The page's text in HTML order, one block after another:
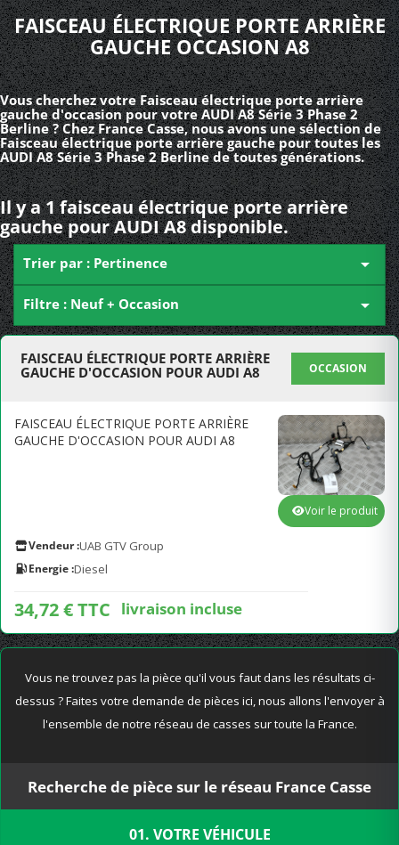
FAISCEAU ÉLECTRIQUE PORTE ARRIÈRE
GAUCHE OCCASION A8
Vous cherchez votre Faisceau électrique porte arrière
gauche d'occasion pour votre AUDI A8 Série 3 Phase 2
Berline ? Chez France Casse, nous avons une sélection de
Faisceau électrique porte arrière gauche pour toutes les
AUDI A8 Série 3 Phase 2 Berline de toutes générations.
Il y a 1 faisceau électrique porte arrière
gauche pour AUDI A8 disponible.
Trier par : Pertinence 
Filtre : Neuf + Occasion 
FAISCEAU ÉLECTRIQUE PORTE ARRIÈRE
GAUCHE D'OCCASION POUR AUDI A8
OCCASION
FAISCEAU ÉLECTRIQUE PORTE ARRIÈRE
GAUCHE D'OCCASION POUR AUDI A8
Vendeur :UAB GTV Group
Energie :Diesel
34,72 € TTC livraison incluse
Voir le produit
Vous ne trouvez pas la pièce qu'il vous faut dans les résultats ci-
dessus ? Faites votre demande de pièces ici, nous allons l'envoyer à
l'ensemble de notre réseau de casses sur toute la France.
Recherche de pièce sur le réseau France Casse
01. VOTRE VÉHICULE